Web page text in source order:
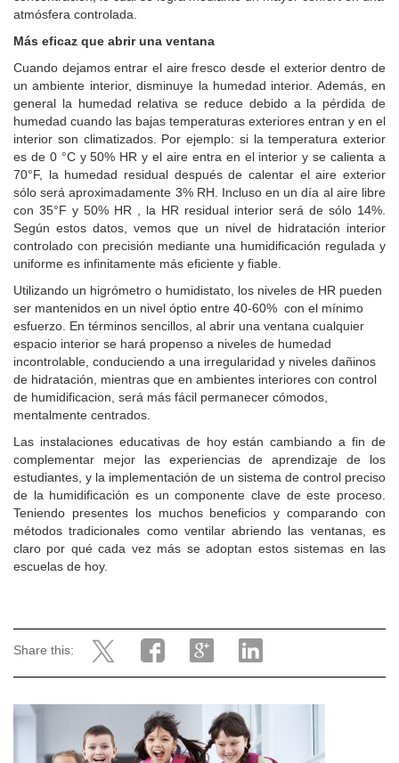
atmósfera controlada.
Más eficaz que abrir una ventana
Cuando dejamos entrar el aire fresco desde el exterior dentro de
un ambiente interior, disminuye la humedad interior. Además, en
general la humedad relativa se reduce debido a la pérdida de
humedad cuando las bajas temperaturas exteriores entran y en el
interior son climatizados. Por ejemplo: si la temperatura exterior
es de 0 °C y 50% HR y el aire entra en el interior y se calienta a
70°F, la humedad residual después de calentar el aire exterior
sólo será aproximadamente 3% RH. Incluso en un día al aire libre
con 35°F y 50% HR , la HR residual interior será de sólo 14%.
Según estos datos, vemos que un nivel de hidratación interior
controlado con precisión mediante una humidificación regulada y
uniforme es infinitamente más eficiente y fiable.
Utilizando un higrómetro o humidistato, los niveles de HR pueden
ser mantenidos en un nivel óptio entre 40-60% con el mínimo
esfuerzo. En términos sencillos, al abrir una ventana cualquier
espacio interior se hará propenso a niveles de humedad
incontrolable, conduciendo a una irregularidad y niveles dañinos
de hidratación, mientras que en ambientes interiores con control
de humidificacion, será más fácil permanecer cómodos,
mentalmente centrados.
Las instalaciones educativas de hoy están cambiando a fin de
complementar mejor las experiencias de aprendizaje de los
estudiantes, y la implementación de un sistema de control preciso
de la humidificación es un componente clave de este proceso.
Teniendo presentes los muchos beneficios y comparando con
métodos tradicionales como ventilar abriendo las ventanas, es
claro por qué cada vez más se adoptan estos sistemas en las
escuelas de hoy.
Share this: